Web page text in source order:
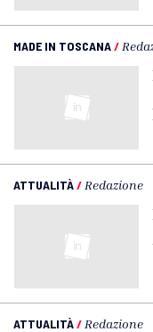
MADE IN TOSCANA/
ATTUALITÀ/ Redazione
ATTUALITÀ/ Redazione